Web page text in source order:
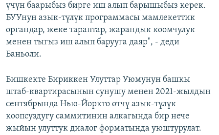
үчүн баарыбыз бирге иш алып барышыбыз керек.
БУУнун азык-түлүк программасы мамлекеттик
органдар, жеке тараптар, жарандык коомчулук
менен тыгыз иш алып барууга даяр", - деди
Баньоли.
Бишкекте Бириккен Улуттар Уюмунун башкы
штаб-квартирасынын сунушу менен 2021-жылдын
сентябрында Нью-Йоркто өтчү азык-түлүк
коопсуздугу саммитинин алкагында бир нече
жыйын улуттук диалог форматында уюштурулат.